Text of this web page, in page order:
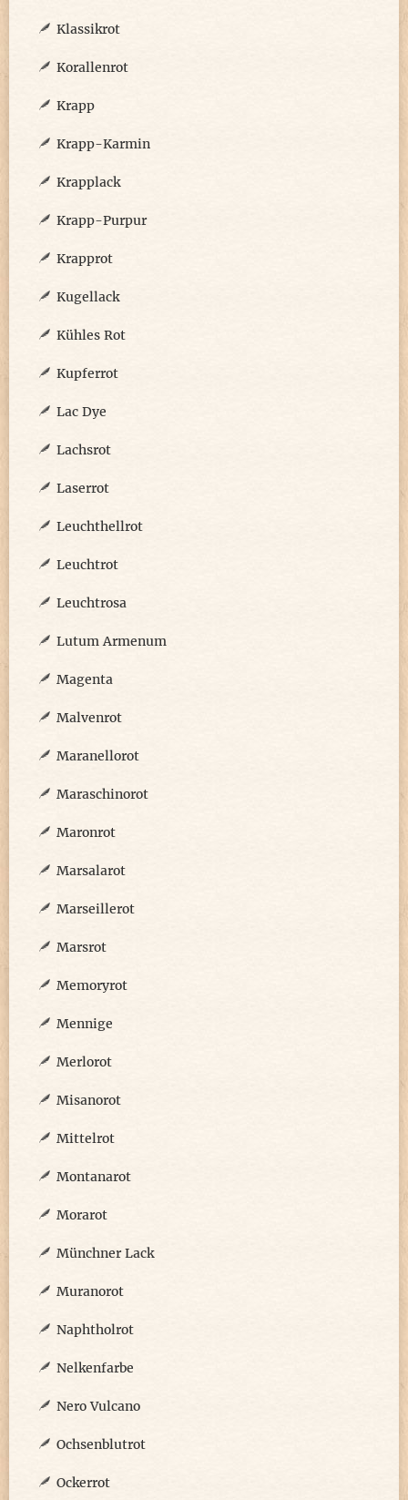
Klassikrot
Korallenrot
Krapp
Krapp-Karmin
Krapplack
Krapp-Purpur
Krapprot
Kugellack
Kühles Rot
Kupferrot
Lac Dye
Lachsrot
Laserrot
Leuchthellrot
Leuchtrot
Leuchtrosa
Lutum Armenum
Magenta
Malvenrot
Maranellorot
Maraschinorot
Maronrot
Marsalarot
Marseillerot
Marsrot
Memoryrot
Mennige
Merlorot
Misanorot
Mittelrot
Montanarot
Morarot
Münchner Lack
Muranorot
Naphtholrot
Nelkenfarbe
Nero Vulcano
Ochsenblutrot
Ockerrot